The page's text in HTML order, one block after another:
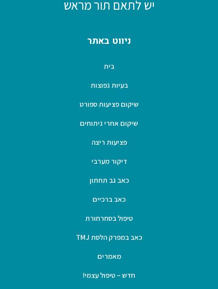
יש לתאם תור מראש
ניווט באתר
בית
בעיות נפוצות
שיקום פציעות ספורט
שיקום אחרי ניתוחים
פציעות ריצה
דיקור מערבי
כאב גב תחתון
כאב ברכיים
טיפול בסחרחורת
כאב במפרק הלסת TMJ
מאמרים
חדש – טיפול עצמי!